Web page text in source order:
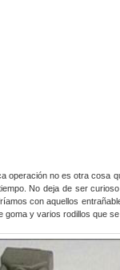
operación no es otra cosa
No deja de ser
con aquellos
goma y varios rodillos que